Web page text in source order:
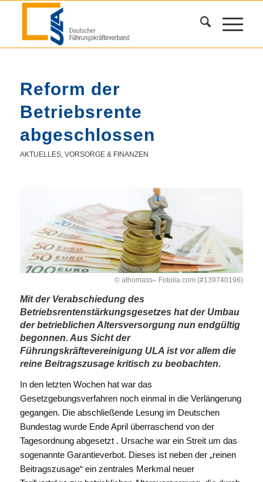
Reform der
Betriebsrente
abgeschlossen
AKTUELLES, VORSORGE & FINANZEN
© athomass– Fotolia.com (#139740196)
Mit der Verabschiedung des
Betriebsrentenstärkungsgesetzes hat der Umbau
der betrieblichen Altersversorgung nun endgültig
begonnen. Aus Sicht der
Führungskräftevereinigung ULA ist vor allem die
reine Beitragszusage kritisch zu beobachten.
In den letzten Wochen hat war das
Gesetzgebungsverfahren noch einmal in die Verlängerung
gegangen. Die abschließende Lesung im Deutschen
Bundestag wurde Ende April überraschend von der
Tagesordnung abgesetzt . Ursache war ein Streit um das
sogenannte Garantieverbot. Dieses ist neben der „reinen
Beitragszusage“ ein zentrales Merkmal neuer